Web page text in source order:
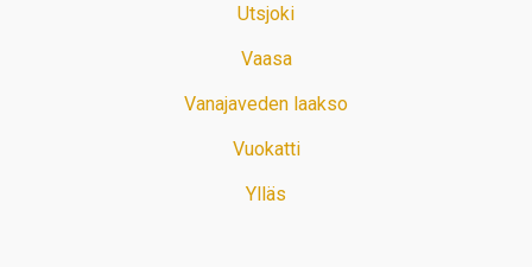
Utsjoki
Vaasa
Vanajaveden laakso
Vuokatti
Ylläs